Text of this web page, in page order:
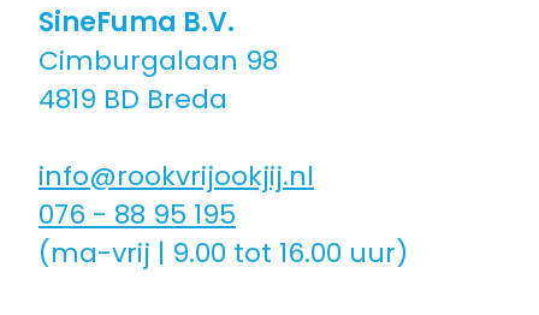
SineFuma B.V.
Cimburgalaan 98
4819 BD Breda
info@rookvrijookjij.nl
076 - 88 95 195
(ma-vrij | 9.00 tot 16.00 uur)